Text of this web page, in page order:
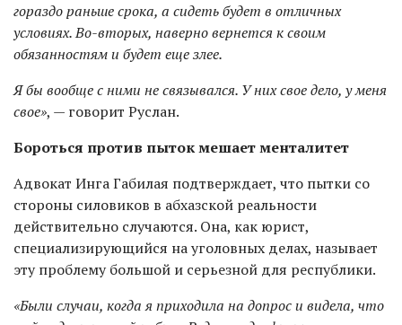
гораздо раньше срока, а сидеть будет в отличных
условиях. Во-вторых, наверно вернется к своим
обязанностям и будет еще злее.
Я бы вообще с ними не связывался. У них свое дело, у меня
свое», — говорит Руслан.
Бороться против пыток мешает менталитет
Адвокат Инга Габилая подтверждает, что пытки со
стороны силовиков в абхазской реальности
действительно случаются. Она, как юрист,
специализирующийся на уголовных делах, называет
эту проблему большой и серьезной для республики.
«Были случаи, когда я приходила на допрос и видела, что